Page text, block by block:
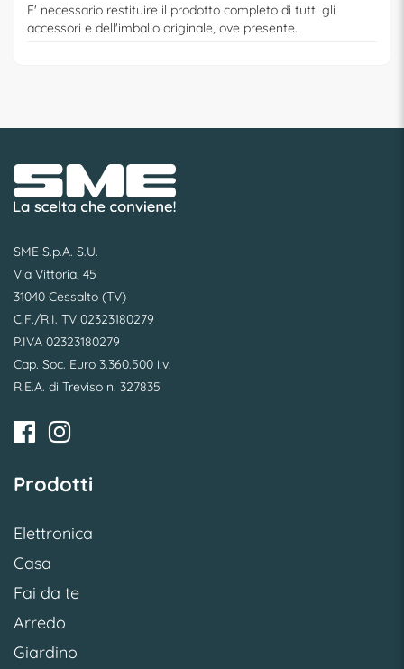
E' necessario restituire il prodotto completo di tutti gli
accessori e dell'imballo originale, ove presente.
SME S.p.A. S.U.
Via Vittoria, 45
31040 Cessalto (TV)
C.F./R.I. TV 02323180279
P.IVA 02323180279
Cap. Soc. Euro 3.360.500 i.v.
R.E.A. di Treviso n. 327835
Prodotti
Elettronica
Casa
Fai da te
Arredo
Giardino